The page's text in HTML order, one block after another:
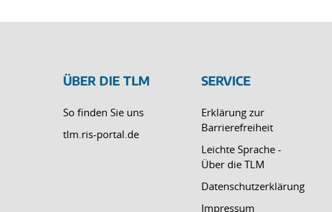
ÜBER DIE TLM
So finden Sie uns
tlm.ris-portal.de
SERVICE
Erklärung zur
Barrierefreiheit
Leichte Sprache -
Über die TLM
Datenschutzerklärung
Impressum